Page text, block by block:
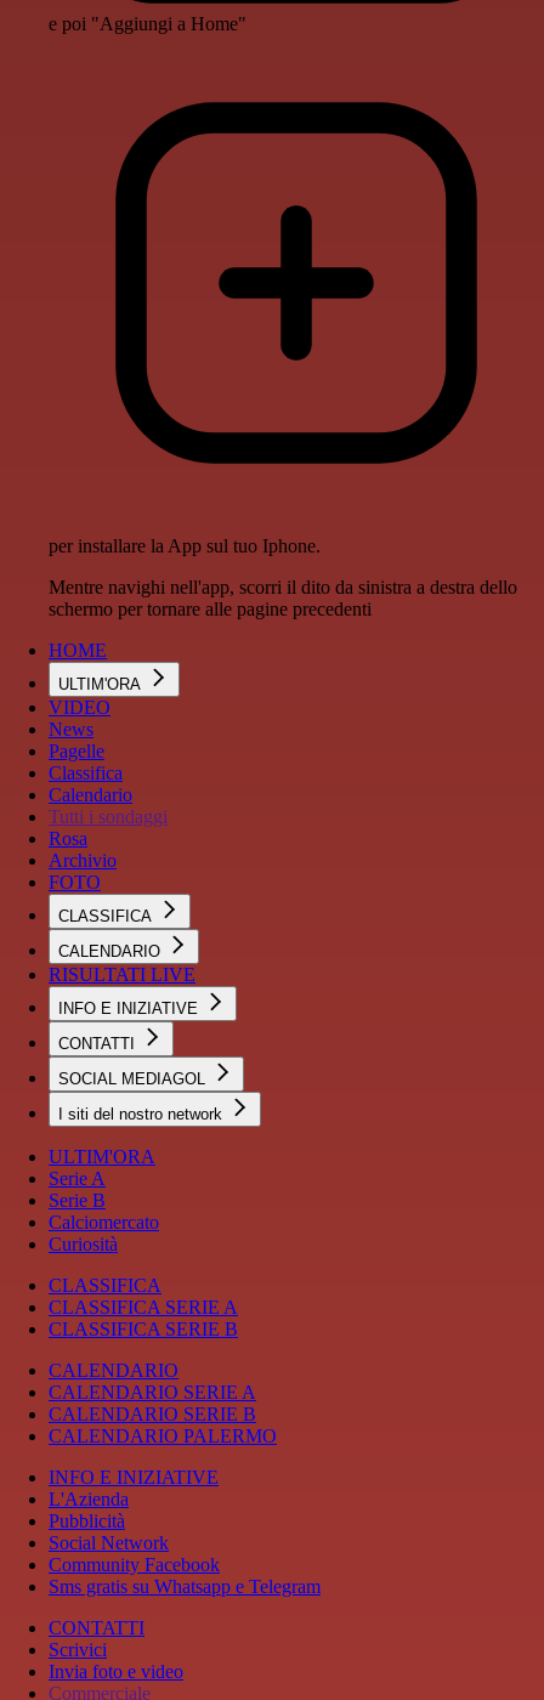
e poi "Aggiungi a Home"
per installare la App sul tuo Iphone.
Mentre navighi nell'app, scorri il dito da sinistra a destra dello
schermo per tornare alle pagine precedenti
HOME
ULTIM'ORA
VIDEO
News
Pagelle
Classifica
Calendario
Tutti i sondaggi
Rosa
Archivio
FOTO
CLASSIFICA
CALENDARIO
RISULTATI LIVE
INFO E INIZIATIVE
CONTATTI
SOCIAL MEDIAGOL
I siti del nostro network
ULTIM'ORA
Serie A
Serie B
Calciomercato
Curiosità
CLASSIFICA
CLASSIFICA SERIE A
CLASSIFICA SERIE B
CALENDARIO
CALENDARIO SERIE A
CALENDARIO SERIE B
CALENDARIO PALERMO
INFO E INIZIATIVE
L'Azienda
Pubblicità
Social Network
Community Facebook
Sms gratis su Whatsapp e Telegram
CONTATTI
Scrivici
Invia foto e video
Commerciale